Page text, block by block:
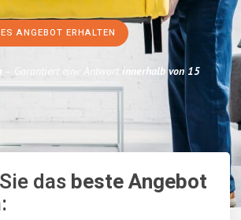
ANGEBOT ERHALTEN
– Garantiert eine Antwort innerhalb von 15
dasbeste Angebot